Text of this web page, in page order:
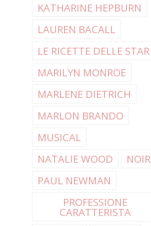
KATHARINE HEPBURN
LAUREN BACALL
LE RICETTE DELLE STAR
MARILYN MONROE
MARLENE DIETRICH
MARLON BRANDO
MUSICAL
NATALIE WOOD
NOIR
PAUL NEWMAN
PROFESSIONE
CARATTERISTA